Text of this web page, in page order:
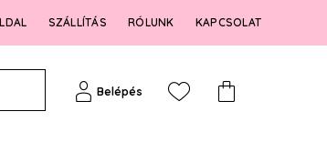
SZÁLLÍTÁS RÓLUNK KAPCSOLAT
Belépés